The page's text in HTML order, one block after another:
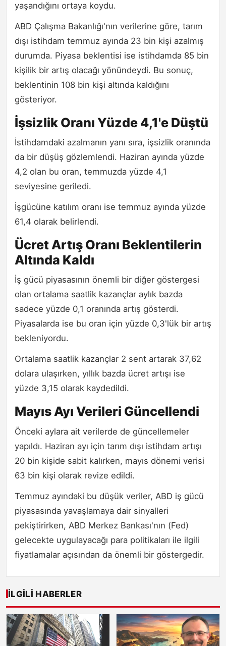
yaşandığını ortaya koydu.
ABD Çalışma Bakanlığı'nın verilerine göre, tarım
dışı istihdam temmuz ayında 23 bin kişi azalmış
durumda. Piyasa beklentisi ise istihdamda 85 bin
kişilik bir artış olacağı yönündeydi. Bu sonuç,
beklentinin 108 bin kişi altında kaldığını
gösteriyor.
İşsizlik Oranı Yüzde 4,1'e Düştü
İstihdamdaki azalmanın yanı sıra, işsizlik oranında
da bir düşüş gözlemlendi. Haziran ayında yüzde
4,2 olan bu oran, temmuzda yüzde 4,1
seviyesine geriledi.
İşgücüne katılım oranı ise temmuz ayında yüzde
61,4 olarak belirlendi.
Ücret Artış Oranı Beklentilerin
Altında Kaldı
İş gücü piyasasının önemli bir diğer göstergesi
olan ortalama saatlik kazançlar aylık bazda
sadece yüzde 0,1 oranında artış gösterdi.
Piyasalarda ise bu oran için yüzde 0,3'lük bir artış
bekleniyordu.
Ortalama saatlik kazançlar 2 sent artarak 37,62
dolara ulaşırken, yıllık bazda ücret artışı ise
yüzde 3,15 olarak kaydedildi.
Mayıs Ayı Verileri Güncellendi
Önceki aylara ait verilerde de güncellemeler
yapıldı. Haziran ayı için tarım dışı istihdam artışı
20 bin kişide sabit kalırken, mayıs dönemi verisi
63 bin kişi olarak revize edildi.
Temmuz ayındaki bu düşük veriler, ABD iş gücü
piyasasında yavaşlamaya dair sinyalleri
pekiştirirken, ABD Merkez Bankası'nın (Fed)
gelecekte uygulayacağı para politikaları ile ilgili
fiyatlamalar açısından da önemli bir göstergedir.
İLGILI HABERLER